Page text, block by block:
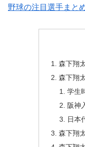
野球の注目選手まと
森下翔
森下翔
学生
阪神
日本
森下翔